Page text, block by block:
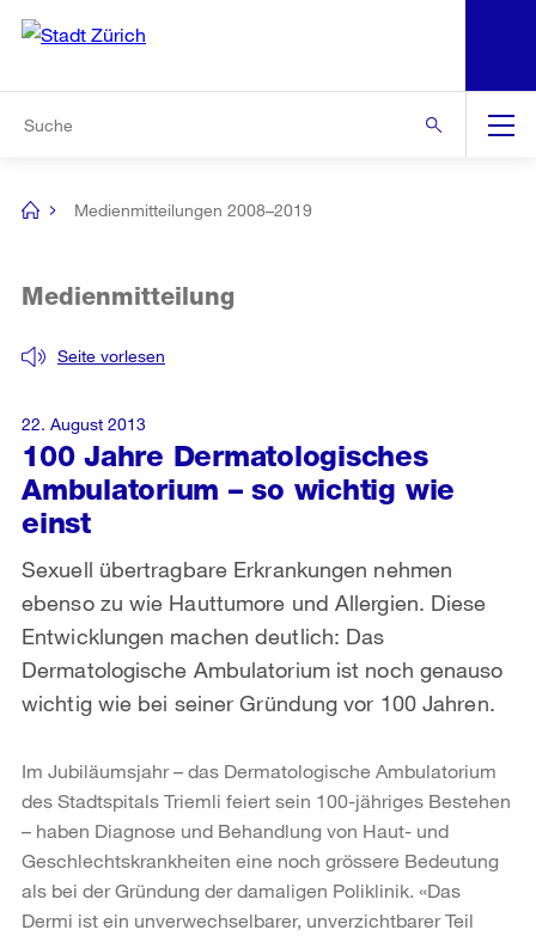
Navigation
[no
Medienmitteilungen 2008–2019
100 Jahre Dermatologisches
Ambulatorium – so wichtig wie
einst
Seite vorlesen
Medienmitteilung
Sexuell übertragbare Erkrankungen nehmen
ebenso zu wie Hauttumore und Allergien. Diese
Entwicklungen machen deutlich: Das
Dermatologische Ambulatorium ist noch genauso
wichtig wie bei seiner Gründung vor 100 Jahren.
22. August 2013
Im Jubiläumsjahr – das Dermatologische Ambulatorium
des Stadtspitals Triemli feiert sein 100-jähriges Bestehen
– haben Diagnose und Behandlung von Haut- und
Geschlechtskrankheiten eine noch grössere Bedeutung
als bei der Gründung der damaligen Poliklinik. «Das
Dermi ist ein unverwechselbarer, unverzichtbarer Teil